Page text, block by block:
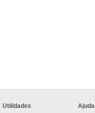
Utilidades
Ajuda